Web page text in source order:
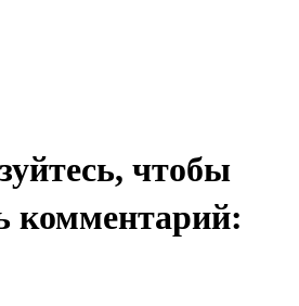
чтобы
комментарий: